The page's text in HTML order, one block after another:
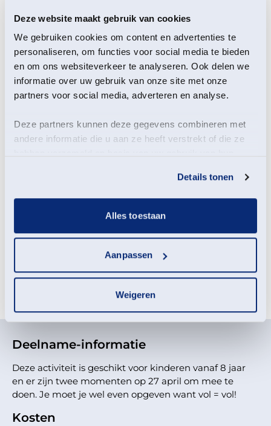
Deze website maakt gebruik van cookies
We gebruiken cookies om content en advertenties te
personaliseren, om functies voor social media te bieden
en om ons websiteverkeer te analyseren. Ook delen we
informatie over uw gebruik van onze site met onze
partners voor social media, adverteren en analyse.
Deze partners kunnen deze gegevens combineren met
andere informatie die u aan ze heeft verstrekt of die ze
Details tonen
Alles toestaan
Aanpassen
Weigeren
Deze middag gaan we buiten op zoek naar kleine
beestjes en andere natuurdingetjes die we onder een
microscoop kunnen bekijken.
onder de microscoop uitziet? Of de botjes van een
muizenschedeltje?
Meld je aan voor deze
Deelname-informatie
Deze activiteit is geschikt voor kinderen vanaf 8 jaar
en er zijn twee momenten op 27 april om mee te
doen. Je moet je wel even opgeven want vol = vol!
Kosten